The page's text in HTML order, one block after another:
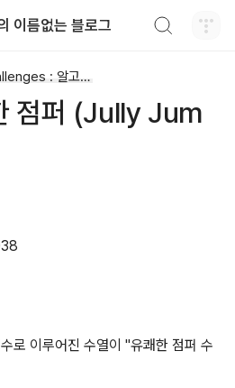
이름없는 블로그
책 정리/Programming Challenges : 알고리즘 트래이닝 북
점퍼 (Jully Jum
로 이루어진 수열이 "유쾌한 점퍼 수